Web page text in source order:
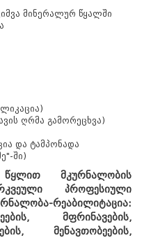
მინერალურ წყალში
ღრმა გამორეცხვა)
და ტამპონადა
ში)
მკურნალობის
პროფესიული
რეაბილიტაცია:
მფრინავების,
მენავთობეების,